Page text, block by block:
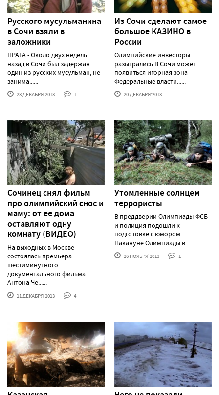
Русского мусульманина
в Сочи взяли в
заложники
ПРАГА - Около двух недель
назад в Сочи был задержан
один из русских мусульман, не
занима......
23 ДЕКАБРЯ'2013 1
Из Сочи сделают самое
большое КАЗИНО в
России
Олимпийские инвесторы
разыгрались В Сочи может
появиться игорная зона
Федеральные власти......
20 ДЕКАБРЯ'2013
Сочинец снял фильм
про олимпийский снос и
маму: от ее дома
оставляют одну
комнату (ВИДЕО)
На выходных в Москве
состоялась премьера
шестиминутного
документального фильма
Антона Че......
11 ДЕКАБРЯ'2013 4
Утомленные солнцем
террористы
В преддверии Олимпиады ФСБ
и полиция подошли к
подготовке с юмором
Накануне Олимпиады в......
26 НОЯБРЯ'2013 1